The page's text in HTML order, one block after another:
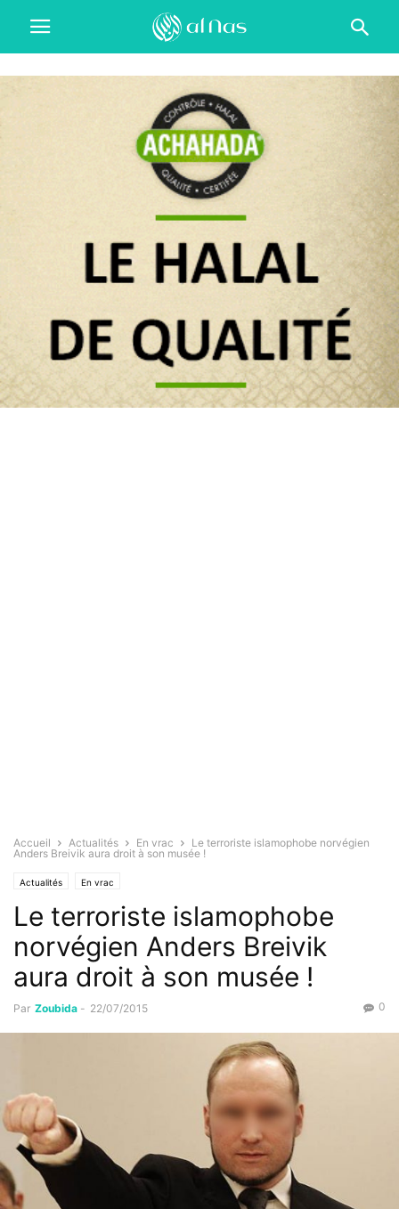
Accueil Actualités En vrac
Le terroriste islamophobe norvégien
Anders Breivik aura droit à son musée !
Actualités En vrac
Le terroriste islamophobe
norvégien Anders Breivik
aura droit à son musée !
Par Zoubida - 22/07/2015 0